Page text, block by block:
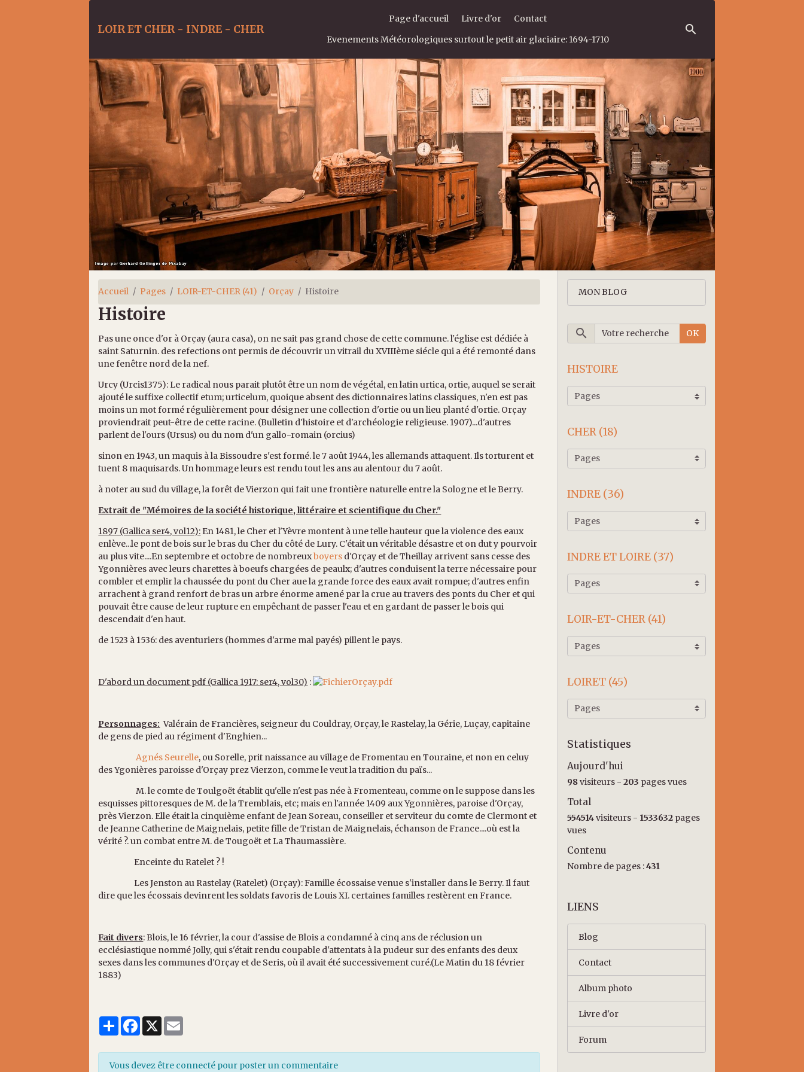
LOIR ET CHER - INDRE - CHER
Page d'accueil Livre d'or
Contact
Evenements Météorologiques surtout le petit air glaciaire: 1694-1710
Accueil Pages LOIR-ET-CHER (41) Orçay Histoire
Histoire
Pas une once d'or à Orçay (aura casa), on ne sait pas grand chose de cette commune. l'église est dédiée à
saint Saturnin. des refections ont permis de découvrir un vitrail du XVIIIème siécle qui a été remonté dans
une fenêtre nord de la nef.
Urcy (Urcis1375): Le radical nous parait plutôt être un nom de végétal, en latin urtica, ortie, auquel se serait
ajouté le suffixe collectif etum; urticelum, quoique absent des dictionnaires latins classiques, n'en est pas
moins un mot formé régulièrement pour désigner une collection d'ortie ou un lieu planté d'ortie. Orçay
proviendrait peut-être de cette racine. (Bulletin d'histoire et d'archéologie religieuse. 1907)...d'autres
parlent de l'ours (Ursus) ou du nom d'un gallo-romain (orcius)
sinon en 1943, un maquis à la Bissoudre s'est formé. le 7 août 1944, les allemands attaquent. Ils torturent et
tuent 8 maquisards. Un hommage leurs est rendu tout les ans au alentour du 7 août.
à noter au sud du village, la forêt de Vierzon qui fait une frontière naturelle entre la Sologne et le Berry.
Extrait de "Mémoires de la société historique, littéraire et scientifique du Cher."
1897 (Gallica ser4, vol12): En 1481, le Cher et l'Yèvre montent à une telle hauteur que la violence des eaux
enlève...le pont de bois sur le bras du Cher du côté de Lury. C'était un véritable désastre et on dut y pourvoir
au plus vite....En septembre et octobre de nombreuxboyers d'Orçay et de Theillay arrivent sans cesse des
Ygonnières avec leurs charettes à boeufs chargées de peaulx; d'autres conduisent la terre nécessaire pour
combler et emplir la chaussée du pont du Cher aue la grande force des eaux avait rompue; d'autres enfin
arrachent à grand renfort de bras un arbre énorme amené par la crue au travers des ponts du Cher et qui
pouvait être cause de leur rupture en empêchant de passer l'eau et en gardant de passer le bois qui
descendait d'en haut.
de 1523 à 1536: des aventuriers (hommes d'arme mal payés) pillent le pays.
D'abord un document pdf (Gallica 1917: ser4, vol30) : Orçay.pdf
Personnages: Valérain de Francières, seigneur du Couldray, Orçay, le Rastelay, la Gérie, Luçay, capitaine
de gens de pied au régiment d'Enghien...
Agnés Seurelle, ou Sorelle, prit naissance au village de Fromentau en Touraine, et non en celuy
des Ygonières paroisse d'Orçay prez Vierzon, comme le veut la tradition du païs...
M. le comte de Toulgoët établit qu'elle n'est pas née à Fromenteau, comme on le suppose dans les
esquisses pittoresques de M. de la Tremblais, etc; mais en l'année 1409 aux Ygonnières, paroise d'Orçay,
près Vierzon. Elle était la cinquième enfant de Jean Soreau, conseiller et serviteur du comte de Clermont et
de Jeanne Catherine de Maignelais, petite fille de Tristan de Maignelais, échanson de France....où est la
vérité ?. un combat entre M. de Tougoët et La Thaumassière.
Enceinte du Ratelet ? !
Les Jenston au Rastelay (Ratelet) (Orçay): Famille écossaise venue s'installer dans le Berry. Il faut
dire que les écossais devinrent les soldats favoris de Louis XI. certaines familles restèrent en France.
Fait divers: Blois, le 16 février, la cour d'assise de Blois a condamné à cinq ans de réclusion un
ecclésiastique nommé Jolly, qui s'était rendu coupable d'attentats à la pudeur sur des enfants des deux
sexes dans les communes d'Orçay et de Seris, où il avait été successivement curé.(Le Matin du 18 février
1883)
PartagerFacebook
X
Vous devez être connecté pour poster un commentaire
MON BLOG
OK
HISTOIRE
CHER (18)
INDRE (36)
INDRE ET LOIRE (37)
LOIR-ET-CHER (41)
LOIRET (45)
Statistiques
Aujourd'hui
98visiteurs -203 pages vues
Total
554514visiteurs - 1533632 pages
vues
Contenu
Nombre de pages :431
LIENS
Blog
Contact
Album photo
Livre d'or
Forum